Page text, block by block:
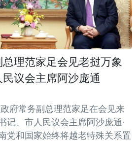
理范家足会见老挝万象
议会主席阿沙庞通
府常务副总理范家足在会见来
记、市人民议会主席阿沙庞通·
党和国家始终将越老特殊关系置